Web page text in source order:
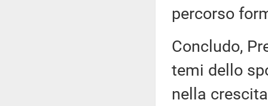
percorso
Concludo,
temi dello
nella